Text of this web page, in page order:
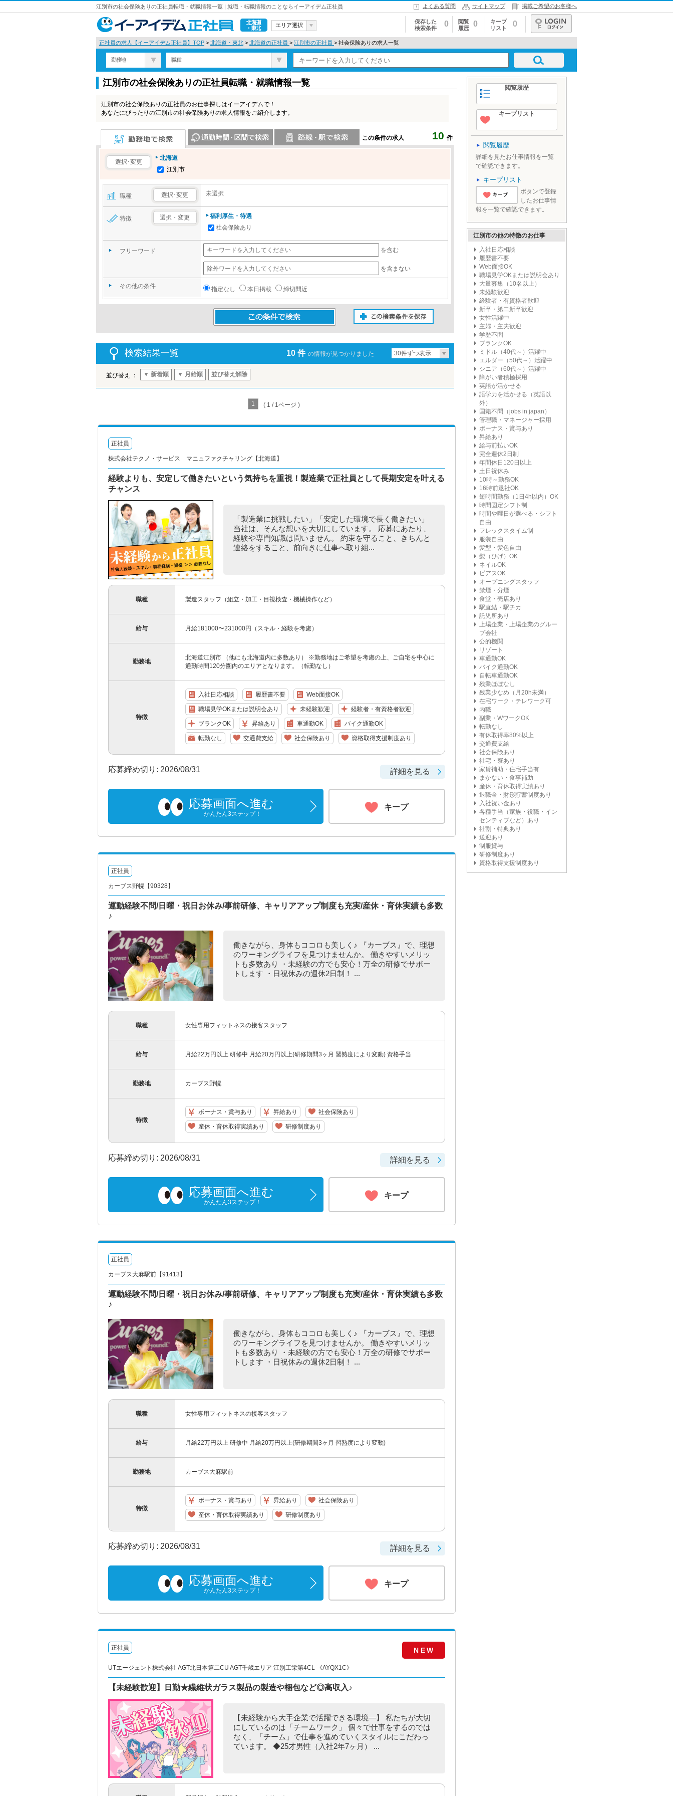
江別市の社会保険ありの正社員転職・就職情報一覧 | 就職・転職情報のことならイーアイデム正社員 よくある質問 サイトマップ 掲載ご希望のお客様へ
北海道・東
北
エリア選択
保存した
検索条件
0
閲覧
履歴
0
キープ
リスト
0
ログイン
正社員の求人【イーアイデム正社員】TOP > 北海道・東北 > 北海道の正社員 > 江別市の正社員 > 社会保険ありの求人一覧
勤務地 職種
江別市の社会保険ありの正社員転職・就職情報一覧
江別市の社会保険ありの正社員のお仕事探しはイーアイデムで！
あなたにぴったりの江別市の社会保険ありの求人情報をご紹介します。
この条件の求人 10 件
選択･変更
北海道
江別市
職種 選択･変更 未選択
特徴 選択・変更
福利厚生・待遇
社会保険あり
フリーワード を含む
を含まない
その他の条件 指定なし 本日掲載 締切間近
検索結果一覧 10 件 の情報が見つかりました 30件ずつ表示
並び替え ： ▼ 新着順 ▼ 月給順 並び替え解除
1 ( 1 / 1ページ )
正社員
株式会社テクノ・サービス マニュファクチャリング【北海道】
経験よりも、安定して働きたいという気持ちを重視！製造業で正社員として長期安定を叶える
チャンス
「製造業に挑戦したい」「安定した環境で長く働きたい」
当社は、そんな想いを大切にしています。 応募にあたり、
経験や専門知識は問いません。 約束を守ること、きちんと
連絡をすること、前向きに仕事へ取り組...
職種 製造スタッフ（組立・加工・目視検査・機械操作など）
給与 月給181000〜231000円（スキル・経験を考慮）
勤務地
北海道江別市 （他にも北海道内に多数あり） ※勤務地はご希望を考慮の上、ご自宅を中心に
通勤時間120分圏内のエリアとなります。（転勤なし）
特徴
入社日応相談 履歴書不要 Web面接OK
職場見学OKまたは説明会あり 未経験歓迎 経験者・有資格者歓迎
ブランクOK 昇給あり 車通勤OK バイク通勤OK
転勤なし 交通費支給 社会保険あり 資格取得支援制度あり
応募締め切り: 2026/08/31 詳細を見る
応募画面へ進む
かんたん3ステップ！
キープ
正社員
カーブス野幌【90328】
運動経験不問/日曜・祝日お休み/事前研修、キャリアアップ制度も充実/産休・育休実績も多数
♪
働きながら、身体もココロも美しく♪ 『カーブス』で、理想
のワーキングライフを見つけませんか。 働きやすいメリッ
トも多数あり ・未経験の方でも安心！万全の研修でサポー
トします ・日祝休みの週休2日制！ ...
職種 女性専用フィットネスの接客スタッフ
給与 月給22万円以上 研修中 月給20万円以上(研修期間3ヶ月 習熟度により変動) 資格手当
勤務地 カーブス野幌
特徴
ボーナス・賞与あり 昇給あり 社会保険あり
産休・育休取得実績あり 研修制度あり
応募締め切り: 2026/08/31 詳細を見る
応募画面へ進む
かんたん3ステップ！
キープ
正社員
カーブス大麻駅前【91413】
運動経験不問/日曜・祝日お休み/事前研修、キャリアアップ制度も充実/産休・育休実績も多数
♪
働きながら、身体もココロも美しく♪ 『カーブス』で、理想
のワーキングライフを見つけませんか。 働きやすいメリッ
トも多数あり ・未経験の方でも安心！万全の研修でサポー
トします ・日祝休みの週休2日制！ ...
職種 女性専用フィットネスの接客スタッフ
給与 月給22万円以上 研修中 月給20万円以上(研修期間3ヶ月 習熟度により変動)
勤務地 カーブス大麻駅前
特徴
ボーナス・賞与あり 昇給あり 社会保険あり
産休・育休取得実績あり 研修制度あり
応募締め切り: 2026/08/31 詳細を見る
応募画面へ進む
かんたん3ステップ！
キープ
正社員 NEW
UTエージェント株式会社 AGT北日本第二CU AGT千歳エリア 江別工栄第4CL 《AYQX1C》
【未経験歓迎】日勤★繊維状ガラス製品の製造や梱包など◎高収入♪
【未経験から大手企業で活躍できる環境―】 私たちが大切
にしているのは「チームワーク」 個々で仕事をするのでは
なく、「チーム」で仕事を進めていくスタイルにこだわっ
ています。 ◆25才男性（入社2年7ヶ月） ...
閲覧履歴
キープリスト
閲覧履歴
詳細を見たお仕事情報を一覧
で確認できます。
キープリスト
'とりあえずキ
ボタンで登録
したお仕事情
報を一覧で確認できます。
江別市の他の特徴のお仕事
入社日応相談
履歴書不要
Web面接OK
職場見学OKまたは説明会あり
大量募集（10名以上）
未経験歓迎
経験者・有資格者歓迎
新卒・第二新卒歓迎
女性活躍中
主婦・主夫歓迎
学歴不問
ブランクOK
ミドル（40代～）活躍中
エルダー（50代～）活躍中
シニア（60代～）活躍中
障がい者積極採用
英語が活かせる
語学力を活かせる（英語以
外）
国籍不問（jobs in japan）
管理職・マネージャー採用
ボーナス・賞与あり
昇給あり
給与前払いOK
完全週休2日制
年間休日120日以上
土日祝休み
10時～勤務OK
16時前退社OK
短時間勤務（1日4h以内）OK
時間固定シフト制
時間や曜日が選べる・シフト
自由
フレックスタイム制
服装自由
髪型・髪色自由
髭（ひげ）OK
ネイルOK
ピアスOK
オープニングスタッフ
禁煙・分煙
食堂・売店あり
駅直結・駅チカ
託児所あり
上場企業・上場企業のグルー
プ会社
公的機関
リゾート
車通勤OK
バイク通勤OK
自転車通勤OK
残業ほぼなし
残業少なめ（月20h未満）
在宅ワーク・テレワーク可
内職
副業・WワークOK
転勤なし
有休取得率80%以上
交通費支給
社会保険あり
社宅・寮あり
家賃補助・住宅手当有
まかない・食事補助
産休・育休取得実績あり
退職金・財形貯蓄制度あり
入社祝い金あり
各種手当（家族・役職・イン
センティブなど）あり
社割・特典あり
送迎あり
制服貸与
研修制度あり
資格取得支援制度あり